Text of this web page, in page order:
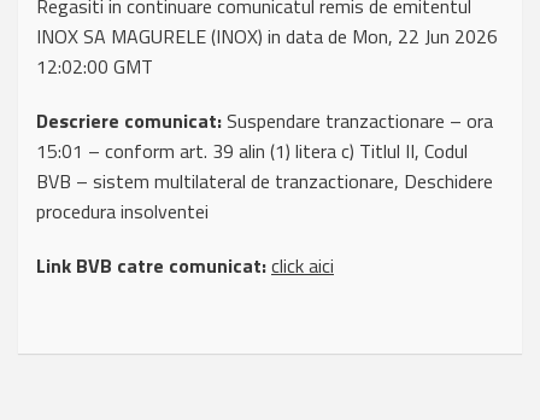
Regasiti in continuare comunicatul remis de emitentul
INOX SA MAGURELE (INOX) in data de Mon, 22 Jun 2026
12:02:00 GMT
Descriere comunicat:Suspendare tranzactionare – ora
15:01 – conform art. 39 alin (1) litera c) Titlul II, Codul
BVB – sistem multilateral de tranzactionare, Deschidere
procedura insolventei
Link BVB catre comunicat:click aici